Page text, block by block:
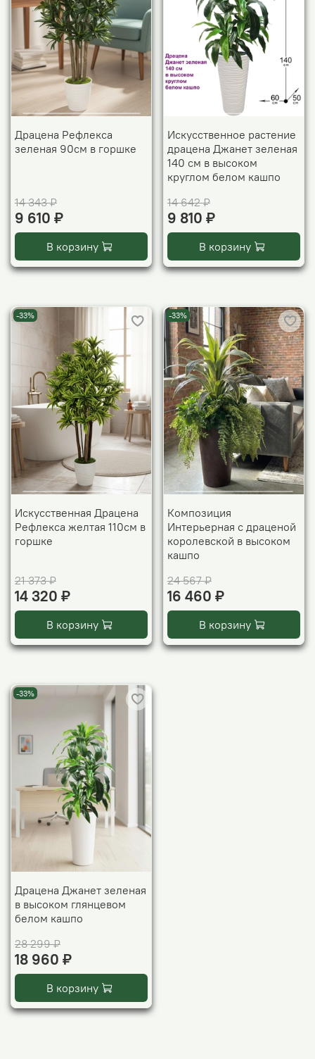
Драцена Рефлекса
зеленая 90см в горшке
14 343 ₽
9 610 ₽
В корзину
Искусственное растение
драцена Джанет зеленая
140 см в высоком
круглом белом кашпо
14 642 ₽
9 810 ₽
В корзину
-33%
Искусственная Драцена
Рефлекса желтая 110см в
горшке
21 373 ₽
14 320 ₽
В корзину
-33%
Композиция
Интерьерная с драценой
королевской в высоком
кашпо
24 567 ₽
16 460 ₽
В корзину
-33%
Драцена Джанет зеленая
в высоком глянцевом
белом кашпо
28 299 ₽
18 960 ₽
В корзину